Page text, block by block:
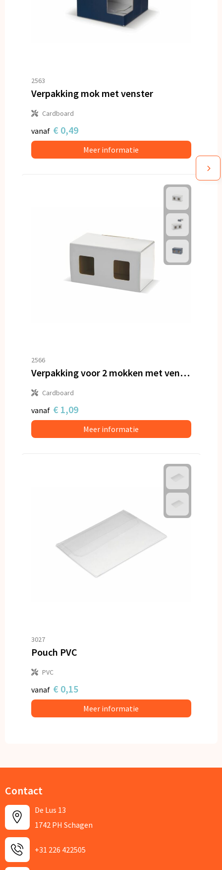
2563
Verpakking mok met venster
Cardboard
vanaf € 0,49
Meer informatie
2566
Verpakking voor 2 mokken met venster
Cardboard
vanaf € 1,09
Meer informatie
3027
Pouch PVC
PVC
vanaf € 0,15
Meer informatie
Contact
De Lus 13
1742 PH Schagen
+31 226 422505